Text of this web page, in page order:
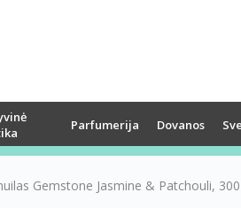
Parfumerija Dovanos
Gemstone Jasmine & Patchouli,